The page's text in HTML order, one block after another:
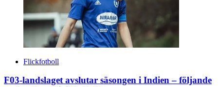
Flickfotboll
F03-landslaget avslutar säsongen i Indien – följande